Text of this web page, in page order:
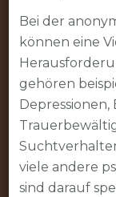
Bei der
können eine
gehören
viele andere
sind darauf